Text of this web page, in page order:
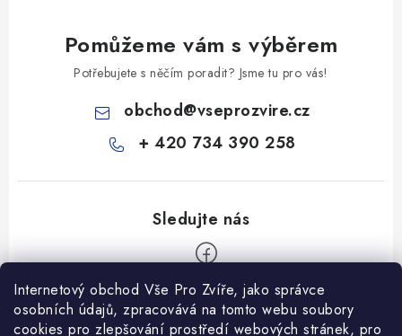
Internetový obchod Vše Pro Zvíře, jako správce
osobních údajů, zpracovává na tomto webu soubory
cookies pro zlepšování prostředí webových stránek, pro
Pomůžeme vám s výběrem
Potřebujete s něčím poradit? Jsme tu pro vás!
obchod@vseprozvire.cz
+ 420 734 390 258